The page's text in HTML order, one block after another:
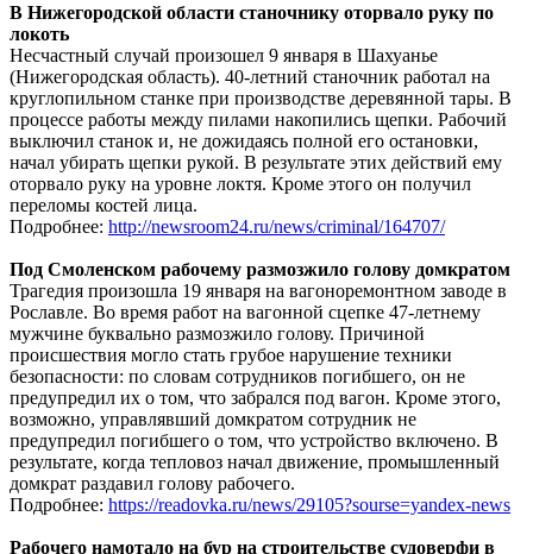
В Нижегородской области станочнику оторвало руку по
локоть
Несчастный случай произошел 9 января в Шахуанье
(Нижегородская область). 40-летний станочник работал на
круглопильном станке при производстве деревянной тары. В
процессе работы между пилами накопились щепки. Рабочий
выключил станок и, не дожидаясь полной его остановки,
начал убирать щепки рукой. В результате этих действий ему
оторвало руку на уровне локтя. Кроме этого он получил
переломы костей лица.
Подробнее: http://newsroom24.ru/news/criminal/164707/
Под Смоленском рабочему размозжило голову домкратом
Трагедия произошла 19 января на вагоноремонтном заводе в
Рославле. Во время работ на вагонной сцепке 47-летнему
мужчине буквально размозжило голову. Причиной
происшествия могло стать грубое нарушение техники
безопасности: по словам сотрудников погибшего, он не
предупредил их о том, что забрался под вагон. Кроме этого,
возможно, управлявший домкратом сотрудник не
предупредил погибшего о том, что устройство включено. В
результате, когда тепловоз начал движение, промышленный
домкрат раздавил голову рабочего.
Подробнее: https://readovka.ru/news/29105?sourse=yandex-news
Рабочего намотало на бур на строительстве судоверфи в